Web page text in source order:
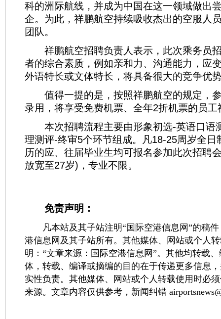
科的洲际航线，并成为中国在这一领域做出
企。为此，祥鹏航空持续吸收杰出的空服人
团队。
祥鹏航空招聘负责人表示，此次乘务员
者的综合素质，例如亲和力、沟通能力，应
外语特长或文体特长，将具备很大的竞争优
值得一提的是，按照祥鹏航空的规定，
录用，将享受免费机票、全年2折机票的员工
本次招聘流程主要由形象初选-英语口语
理测评-终审5个环节组成。凡18-25周岁全日
历的应、往届毕业生均可报名参加此次招聘
放宽至27岁)，专业不限。
免责声明：
凡本站及其子站注明“国际空港信息网”的稿件
港信息网及其子站所有。其他媒体、网站或个人
明：“文章来源：国际空港信息网”。其他均转载
体，转载、编译或摘编的目的在于传递更多信息
实性负责。其他媒体、网站或个人转载使用时必
来源。文章内容仅供参考，新闻纠错